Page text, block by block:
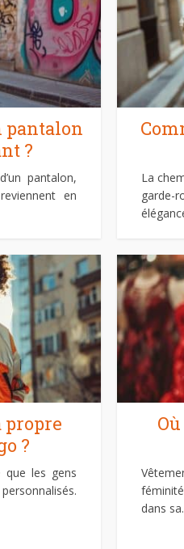
pantalon
?
pantalon,
en
La
propre
?
que les gens
dans